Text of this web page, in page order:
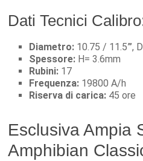
Dati Tecnici
Diametro: 10.75 / 11.5”’,
Spessore: H= 3.6mm
Rubini: 17
Frequenza: 19800 A/h
Riserva di carica: 45 ore
Esclusiva Ampia
Amphibian